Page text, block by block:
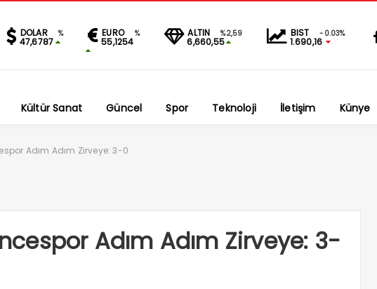
DOLAR %
47,6787
EURO %
55,1254
ALTIN %2,59
6,660,55
BIST -0.03%
1.690,16
Kültür Sanat Güncel Spor Teknoloji İletişim Künye
Adım Adım Zirveye: 3-0
Adım Adım Zirveye: 3-